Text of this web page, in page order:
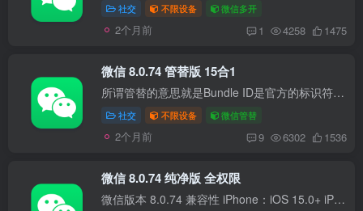
社交 不限设备 微信多开
2个月前 1 4258 1475
微信 8.0.74 管替版 15合1
所谓管替的意思就是Bundle ID是官方的标识符未做过修改；巨魔或越狱设备权限大，安装后会提示覆盖商店版本，直接覆盖即可； 如果想多开可以自行重签名修改Bundle ID标识符打包后安装即是多开，...
社交 不限设备 微信管替
2个月前 9 6302 1536
微信 8.0.74 纯净版 全权限
微信版本 8.0.74 兼容性 iPhone：iOS 15.0+ iPad：iPadOS 15.0+ 版本说明 AppStore商店正式版； 全权限提取iPA文件包； 使用说明 自签使用个人ID签名自动多开； 自签使用开发者证书签名多开需改...